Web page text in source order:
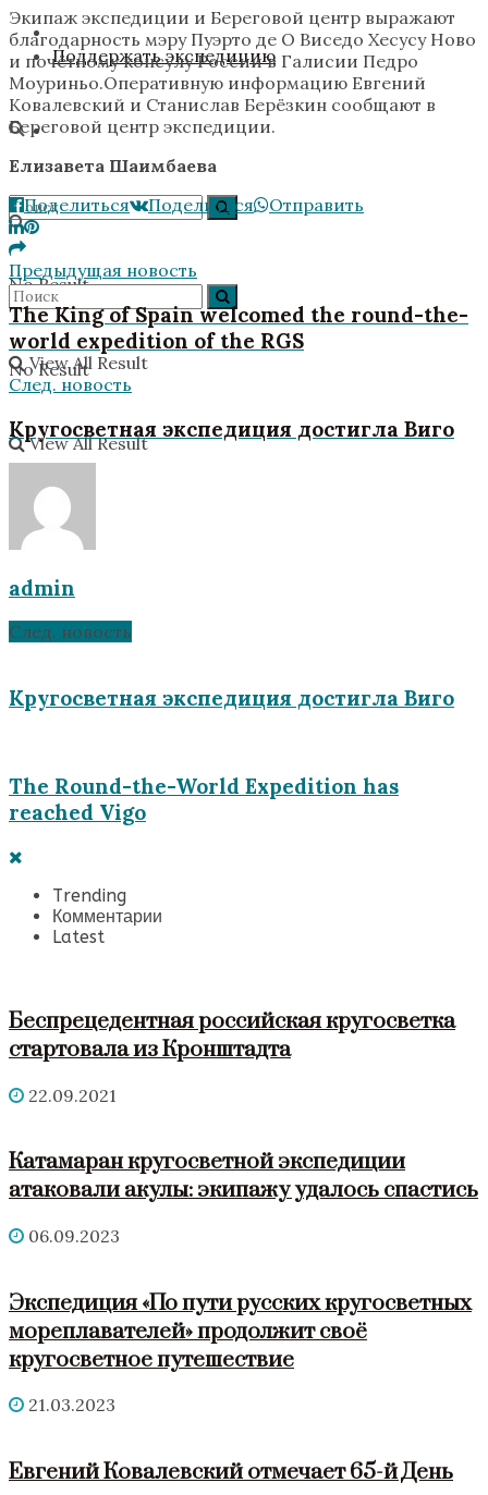
No Result
View All Result
Поддержать экспедицию
No Result
View All Result
Экипаж экспедиции и Береговой центр выражают
благодарность мэру Пуэрто де О Виседо Хесусу Ново
и почётному консулу России в Галисии Педро
Моуриньо.Оперативную информацию Евгений
Ковалевский и Станислав Берёзкин сообщают в
Береговой центр экспедиции.
Елизавета Шаимбаева
Поделиться
Поделиться Отправить
Предыдущая новость
The King of Spain welcomed the round-the-
world expedition of the RGS
След. новость
Кругосветная экспедиция достигла Виго
admin
След. новость
Кругосветная экспедиция достигла Виго
The Round-the-World Expedition has
reached Vigo
Trending
Комментарии
Latest
Беспрецедентная российская кругосветка
стартовала из Кронштадта
22.09.2021
Катамаран кругосветной экспедиции
атаковали акулы: экипажу удалось спастись
06.09.2023
Экспедиция «По пути русских кругосветных
мореплавателей» продолжит своё
кругосветное путешествие
21.03.2023
Евгений Ковалевский отмечает 65-й День